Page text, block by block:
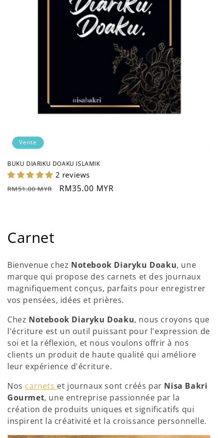
Vente
BUKU DIARIKU DOAKU ISLAMIK
2 reviews
Prix
RM51.00 MYR
Prix
RM35.00 MYR
C
o
l
l
e
c
t
i
o
n
:
Carnet
Bienvenue chez Notebook Diaryku Doaku, une
marque qui propose des carnets et des journaux
magnifiquement conçus, parfaits pour enregistrer
vos pensées, idées et prières.
Chez Notebook Diaryku Doaku, nous croyons que
l'écriture est un outil puissant pour l'expression de
soi et la réflexion, et nous voulons offrir à nos
clients un produit de haute qualité qui améliore
leur expérience d'écriture.
Nos carnets et journaux sont créés par Nisa Bakri
Gourmet, une entreprise passionnée par la
création de produits uniques et significatifs qui
inspirent la créativité et la croissance personnelle.